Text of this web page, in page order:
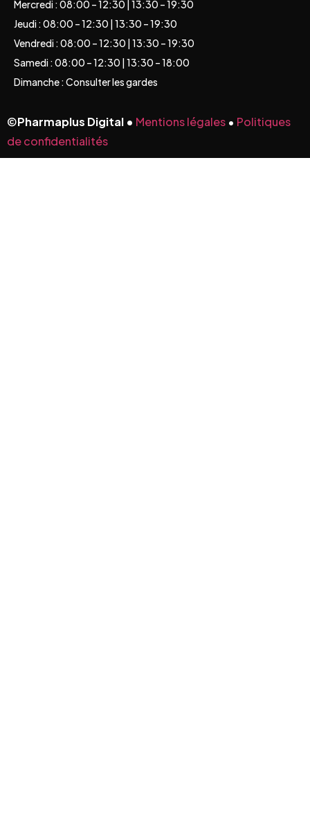
Mercredi : 08:00 – 12:30 | 13:30 – 19:30
Jeudi : 08:00 – 12:30 | 13:30 – 19:30
Vendredi : 08:00 – 12:30 | 13:30 – 19:30
Samedi : 08:00 – 12:30 | 13:30 – 18:00
Dimanche : Consulter les gardes
©Pharmaplus Digital • Mentions légales • Politiques
de confidentialités